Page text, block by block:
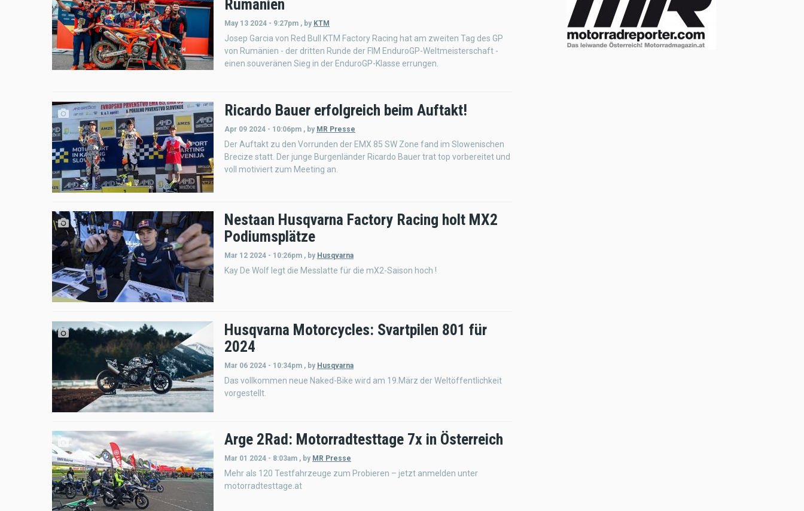
Rumänien
May 13 2024 - 9:27pm , by KTM
Josep Garcia von Red Bull KTM Factory Racing hat am zweiten Tag des GP
von Rumänien - der dritten Runde der FIM EnduroGP-Weltmeisterschaft -
einen souveränen Sieg in der EnduroGP-Klasse errungen.
Ricardo Bauer erfolgreich beim Auftakt!
Apr 09 2024 - 10:06pm , by MR Presse
Der Auftakt zu den Vorrunden der EMX 85 SW Zone fand im Slowenischen
Brecize statt. Der junge Burgenländer Ricardo Bauer trat top vorbereitet und
voll motiviert zum Meeting an.
Nestaan Husqvarna Factory Racing holt MX2
Podiumsplätze
Mar 12 2024 - 10:26pm , by Husqvarna
Kay De Wolf legt die Messlatte für die mX2-Saison hoch !
Husqvarna Motorcycles: Svartpilen 801 für
2024
Mar 06 2024 - 10:34pm , by Husqvarna
Das vollkommen neue Naked-Bike wird am 19.März der Weltöffentlichkeit
vorgestellt.
Arge 2Rad: Motorradtesttage 7x in Österreich
Mar 01 2024 - 8:03am , by MR Presse
Mehr als 120 Testfahrzeuge zum Probieren – jetzt anmelden unter
motorradtesttage.at